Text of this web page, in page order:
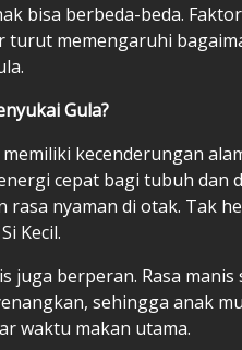
bisa berbeda-beda.
memengaruhi
Gula?
kecenderungan
cepat bagi tubuh dan
nyaman di otak. Tak
Kecil.
juga berperan. Rasa
sehingga anak
waktu makan utama.